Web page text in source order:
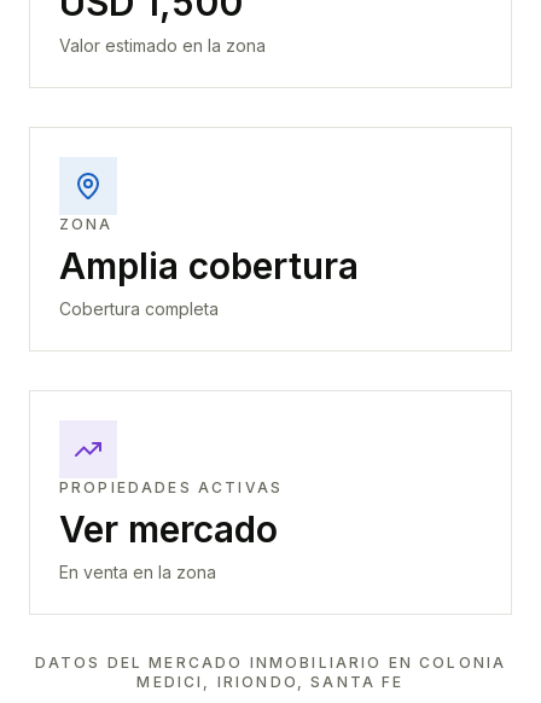
Valor estimado en la zona
ZONA
Amplia cobertura
Cobertura completa
PROPIEDADES ACTIVAS
Ver mercado
En venta en la zona
DATOS DEL MERCADO INMOBILIARIO ENCOLONIA
MEDICI, IRIONDO, SANTA FE